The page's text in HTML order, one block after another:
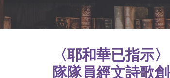
〈耶和華已指示
隊隊員經文詩歌創